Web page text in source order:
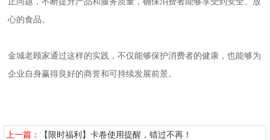
心的食品。
金城老顾家通过这样的实践，不仅能够保护消费者的健康，也能够为
企业自身赢得良好的商誉和可持续发展前景。
上一篇： 【限时福利】卡卷使用提醒，错过不再！